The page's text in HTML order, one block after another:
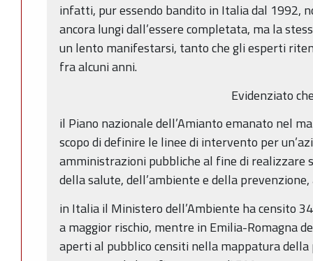
infatti, pur essendo bandito in Italia dal 1992,
ancora lungi dall’essere completata, ma la
un lento manifestarsi, tanto che gli esperti
fra alcuni anni.
Evidenziato
il Piano nazionale dell’Amianto emanato nel
scopo di definire le linee di intervento per
amministrazioni pubbliche al fine di
della salute, dell’ambiente e della
in Italia il Ministero dell’Ambiente ha censito
a maggior rischio, mentre in Emilia-Romagna
aperti al pubblico censiti nella mappatura